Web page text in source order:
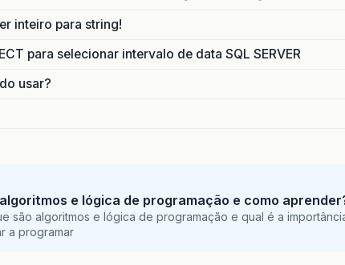
inteiro para string!
para selecionar intervalo de data SQL SERVER
usar?
e lógica de programação e como
são algoritmos e lógica de programação e qual é a
a programar